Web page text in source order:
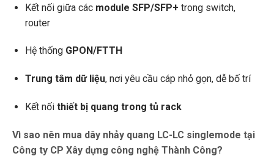
Kết nối giữa các module SFP/SFP+ trong switch,
router
Hệ thống GPON/FTTH
Trung tâm dữ liệu, nơi yêu cầu cáp nhỏ gọn, dễ bố trí
Kết nối thiết bị quang trong tủ rack
Vì sao nên mua dây nhảy quang LC-LC singlemode tại
Công ty CP Xây dựng công nghệ Thành Công?